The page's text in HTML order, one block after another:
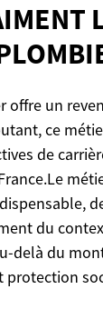
offre un
ce
de
du
delà du